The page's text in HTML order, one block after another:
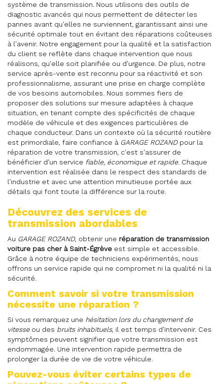
système de transmission. Nous utilisons des outils de
diagnostic avancés qui nous permettent de détecter les
pannes avant qu'elles ne surviennent, garantissant ainsi une
sécurité optimale tout en évitant des réparations coûteuses
à l'avenir. Notre engagement pour la qualité et la satisfaction
du client se reflète dans chaque intervention que nous
réalisons, qu'elle soit planifiée ou d'urgence. De plus, notre
service après-vente est reconnu pour sa réactivité et son
professionnalisme, assurant une prise en charge complète
de vos besoins automobiles. Nous sommes fiers de
proposer des solutions sur mesure adaptées à chaque
situation, en tenant compte des spécificités de chaque
modèle de véhicule et des exigences particulières de
chaque conducteur. Dans un contexte où la sécurité routière
est primordiale, faire confiance à GARAGE ROZANDpour la
réparation de votre transmission, c'est s'assurer de
bénéficier d'un service fiable, économique et rapide. Chaque
intervention est réalisée dans le respect des standards de
l'industrie et avec une attention minutieuse portée aux
détails qui font toute la différence sur la route.
Découvrez des services de
transmission abordables
Au GARAGE ROZAND, obtenir une réparation de transmission
voiture pas cher à Saint-Égrève est simple et accessible.
Grâce à notre équipe de techniciens expérimentés, nous
offrons un service rapide qui ne compromet ni la qualité ni la
sécurité.
Comment savoir si votre transmission
nécessite une réparation ?
Si vous remarquez une hésitation lors du changement de
vitesseou des bruits inhabituels, il est temps d'intervenir. Ces
symptômes peuvent signifier que votre transmission est
endommagée. Une intervention rapide permettra de
prolonger la durée de vie de votre véhicule.
Pouvez-vous éviter certains types de